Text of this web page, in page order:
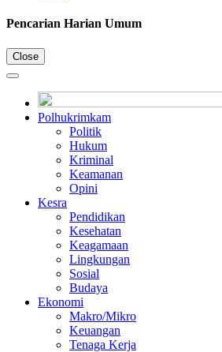
Pencarian Harian Umum
Close
Polhukrimkam
Politik
Hukum
Kriminal
Keamanan
Opini
Kesra
Pendidikan
Kesehatan
Keagamaan
Lingkungan
Sosial
Budaya
Ekonomi
Makro/Mikro
Keuangan
Tenaga Kerja